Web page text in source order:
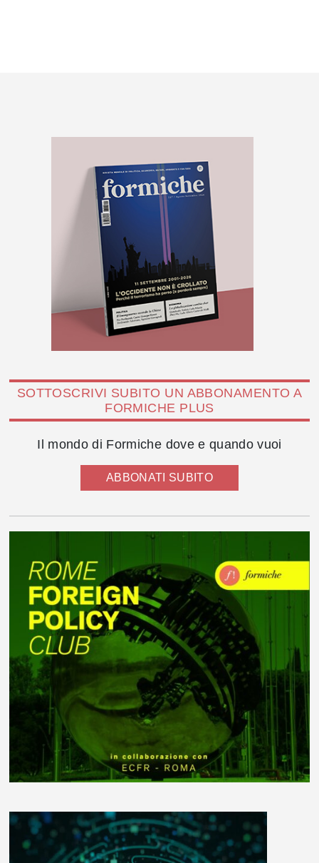
SOTTOSCRIVI SUBITO UN ABBONAMENTO A
FORMICHE PLUS
Il mondo di Formiche dove e quando vuoi
ABBONATI SUBITO